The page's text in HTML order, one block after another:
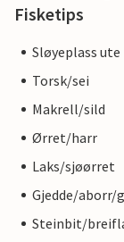
Fisketips
Sløyeplass ute
Torsk/sei
Makrell/sild
Ørret/harr
Laks/sjøørret
Gjedde/aborr/
Steinbit/